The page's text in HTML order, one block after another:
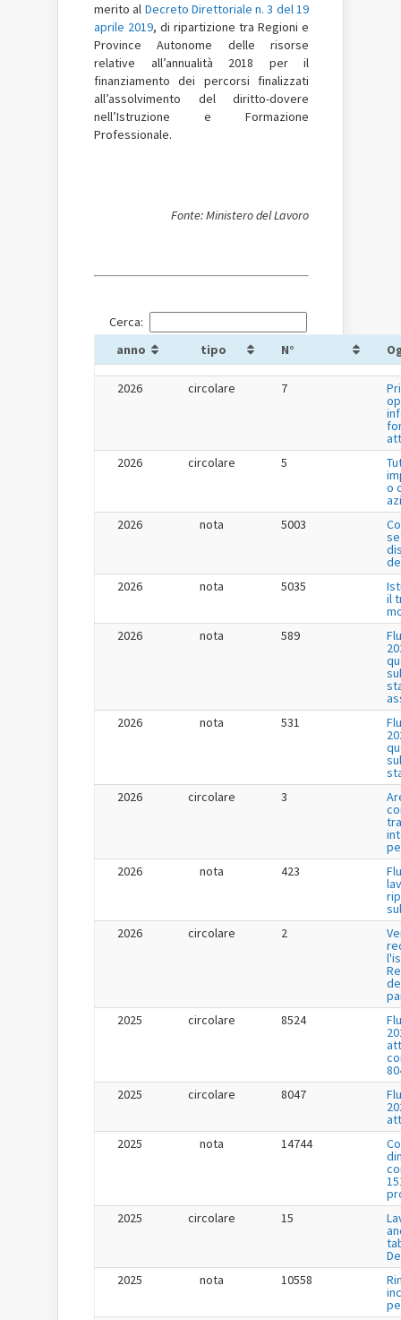
merito al Decreto Direttoriale n. 3 del 19
aprile 2019, di ripartizione tra Regioni e
Province Autonome delle risorse
relative all’annualità 2018 per il
finanziamento dei percorsi finalizzati
all’assolvimento del diritto-dovere
nell’Istruzione e Formazione
Professionale.
Fonte: Ministero del Lavoro
Cerca:
anno
tipo N°
2026 circolare 7
2026
circolare 5
o
2026
nota 5003
2026
nota 5035
il
2026
nota 589
2026
nota 531
2026
circolare 3
2026
nota 423
2026
circolare 2
2025
circolare 8524
2025
circolare 8047
2025
nota 14744
2025
circolare 15
2025
nota 10558